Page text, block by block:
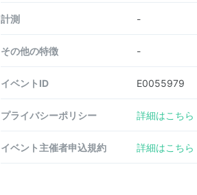
計測 -
その他の特徴 -
イベントID E0055979
プライバシーポリシー 詳細はこちら
イベント主催者申込規約 詳細はこちら